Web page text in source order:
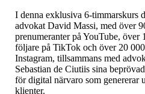
I denna exklusiva 6-timmarskurs
advokat David Massi, med över
prenumeranter på YouTube, över
följare på TikTok och över 20
Instagram, tillsammans med
Sebastian de Ciutiis sina
för digital närvaro som genererar
klienter.